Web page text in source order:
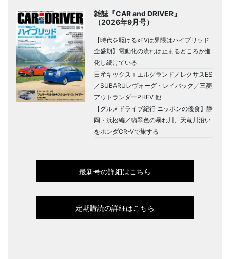
雑誌『CAR and DRIVER』
（2026年9月号）
【時代を駆けるxEVは界隈はハイブリッド
全盛期】電動化の流れは止まるどころか進
化し続けている
日産キックス＋エルグランド／レクサスES
／SUBARUレヴォーグ・レイバック／三菱
アウトランダーPHEV 他
【グルメドライブ紀行 ニッポンの優食】静
岡・浜松編／翡翠色の暴れ川、天竜川沿い
をホンダCR-Vで旅する
最新号の詳細はこちら
定期購読の詳細はこちら